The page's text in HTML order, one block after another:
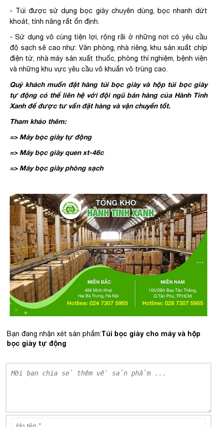
- Túi được sử dụng bọc giày chuyên dùng, bọc nhanh dứt
khoát, tính năng rất ổn định.
- Sử dụng vô cùng tiện lợi, rộng rãi ở những nơi có yêu cầu
độ sạch sẽ cao nhự: Văn phòng, nhà riêng, khu sản xuất chíp
điện tử, nhà máy sản xuất thuốc, phòng thí nghiệm, bệnh viện
và những khu vực yêu cầu vô khuẩn vô trùng cao.
Quý khách muốn đặt hàng túi bọc giày và hộp túi bọc giày
tự động có thể liên hệ với đội ngũ bán hàng của Hành Tinh
Xanh để được tư vấn đặt hàng và vận chuyển tốt.
Tham khảo thêm:
=> Máy bọc giày tự động
=> Máy bọc giày quen xt-46c
=> Máy bọc giày phòng sạch
Bạn đang nhận xét sản phẩm:Túi bọc giày cho máy và hộp
bọc giày tự động